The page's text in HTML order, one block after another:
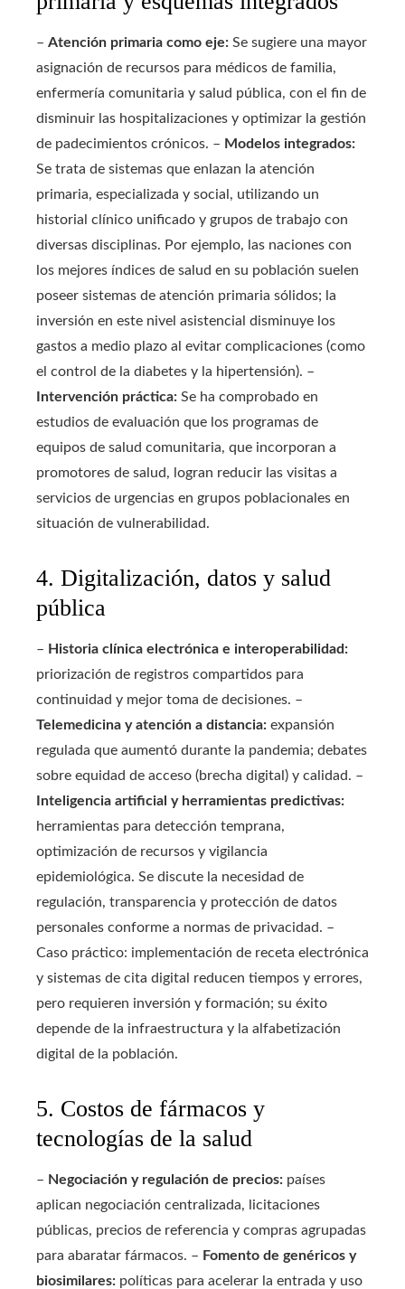
– Atención primaria como eje: Se sugiere una mayor
asignación de recursos para médicos de familia,
enfermería comunitaria y salud pública, con el fin de
disminuir las hospitalizaciones y optimizar la gestión
de padecimientos crónicos. – Modelos integrados:
Se trata de sistemas que enlazan la atención
primaria, especializada y social, utilizando un
historial clínico unificado y grupos de trabajo con
diversas disciplinas. Por ejemplo, las naciones con
los mejores índices de salud en su población suelen
poseer sistemas de atención primaria sólidos; la
inversión en este nivel asistencial disminuye los
gastos a medio plazo al evitar complicaciones (como
el control de la diabetes y la hipertensión). –
Intervención práctica: Se ha comprobado en
estudios de evaluación que los programas de
equipos de salud comunitaria, que incorporan a
promotores de salud, logran reducir las visitas a
servicios de urgencias en grupos poblacionales en
situación de vulnerabilidad.
4. Digitalización, datos y salud
pública
– Historia clínica electrónica e interoperabilidad:
priorización de registros compartidos para
continuidad y mejor toma de decisiones. –
Telemedicina y atención a distancia: expansión
regulada que aumentó durante la pandemia; debates
sobre equidad de acceso (brecha digital) y calidad. –
Inteligencia artificial y herramientas predictivas:
herramientas para detección temprana,
optimización de recursos y vigilancia
epidemiológica. Se discute la necesidad de
regulación, transparencia y protección de datos
personales conforme a normas de privacidad. –
Caso práctico: implementación de receta electrónica
y sistemas de cita digital reducen tiempos y errores,
pero requieren inversión y formación; su éxito
depende de la infraestructura y la alfabetización
digital de la población.
5. Costos de fármacos y
tecnologías de la salud
– Negociación y regulación de precios: países
aplican negociación centralizada, licitaciones
públicas, precios de referencia y compras agrupadas
para abaratar fármacos. – Fomento de genéricos y
biosimilares: políticas para acelerar la entrada y uso